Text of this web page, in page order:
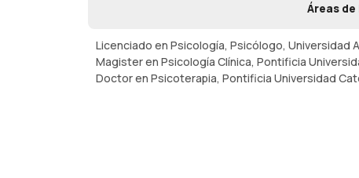
Áreas
Licenciado en Psicología, Psicólogo, Universidad
Magister en Psicología Clínica, Pontificia
Doctor en Psicoterapia, Pontificia Universidad